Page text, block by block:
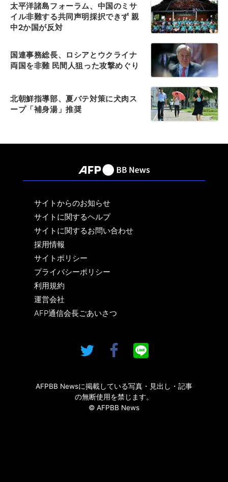
太平洋諸島フォーラム、中国のミサ
イル非難する共同声明採択できず 親
中2か国が反対
国連事務総長、ロシアとウクライナ
両国を非難 民間人狙った攻撃めぐり
北朝鮮指導部、夏バテ対策に犬肉ス
ープ「補身湯」推奨
サイトからのお知らせ
サイトに関するヘルプ
サイトに関するお問い合わせ
採用情報
サイトポリシー
プライバシーポリシー
利用規約
運営会社
AFP通信会長ごあいさつ
AFPBB Newsに掲載している写真・見出し・記事
の無断使用を禁じます。
© AFPBB News